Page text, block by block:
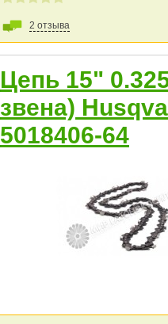
2 отзыва
Цепь 15"
звена)
5018406-64